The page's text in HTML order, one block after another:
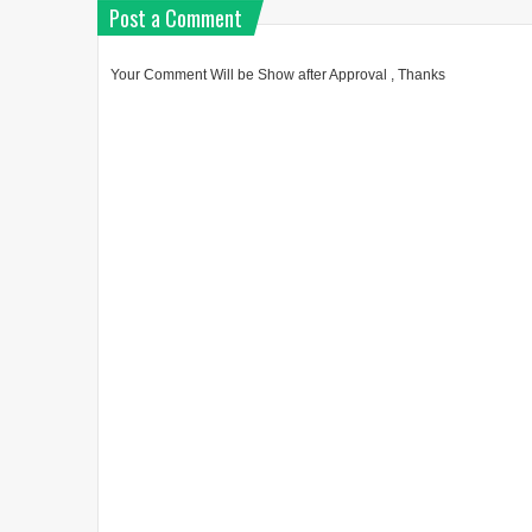
Post a Comment
Your Comment Will be Show after Approval , Thanks